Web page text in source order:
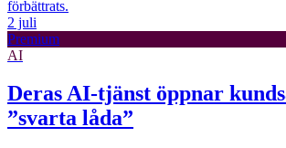
förbättrats.
2 juli
Premium
AI
Deras AI-tjänst öppnar
”svarta låda”